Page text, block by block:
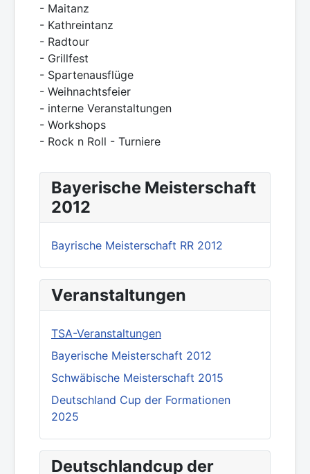
Bayerische Meisterschaft
2012
Bayrische Meisterschaft RR 2012
Veranstaltungen
TSA-Veranstaltungen
Bayerische Meisterschaft 2012
Schwäbische Meisterschaft 2015
Deutschland Cup der Formationen
2025
Deutschlandcup der
- Maitanz
- Kathreintanz
- Radtour
- Grillfest
- Spartenausflüge
- Weihnachtsfeier
- interne Veranstaltungen
- Workshops
- Rock n Roll - Turniere